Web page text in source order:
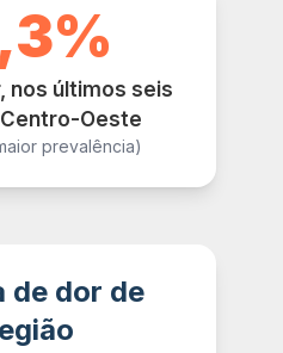
nos últimos seis
Oeste
prevalência)
de dor de